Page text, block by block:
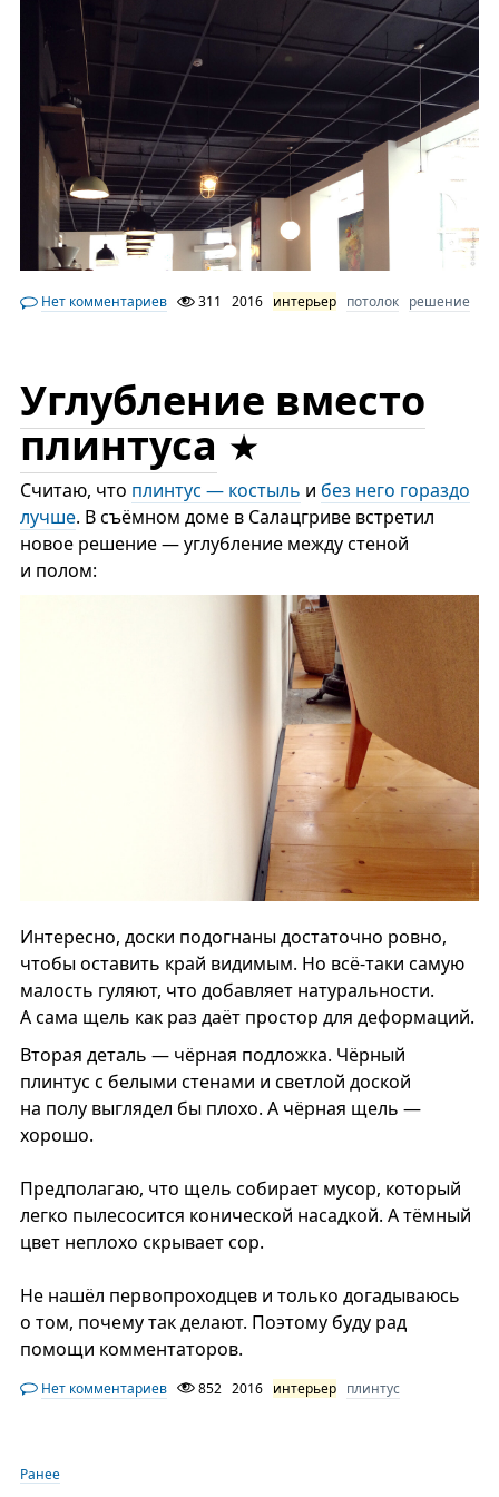
Нет комментариев 311 2016 интерьер потолок решение
Углубление вместо
плинтуса
Считаю, что плинтус — костыль и без него гораздо
лучше. В съёмном доме в Салацгриве встретил
новое решение — углубление между стеной
и полом:
Интересно, доски подогнаны достаточно ровно,
чтобы оставить край видимым. Но всё-таки самую
малость гуляют, что добавляет натуральности.
А сама щель как раз даёт простор для деформаций.
Вторая деталь — чёрная подложка. Чёрный
плинтус с белыми стенами и светлой доской
на полу выглядел бы плохо. А чёрная щель —
хорошо.
Предполагаю, что щель собирает мусор, который
легко пылесосится конической насадкой. А тёмный
цвет неплохо скрывает сор.
Не нашёл первопроходцев и только догадываюсь
о том, почему так делают. Поэтому буду рад
помощи комментаторов.
Нет комментариев 852 2016 интерьер плинтус
Ранее